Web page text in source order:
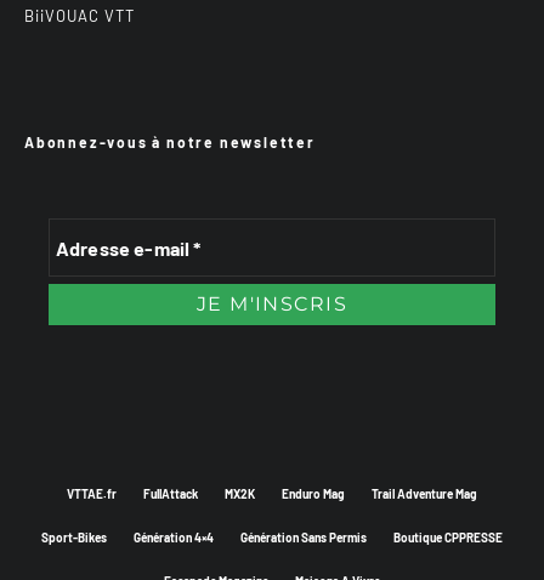
BiiVOUAC VTT
Abonnez-vous à notre newsletter
VTTAE.fr FullAttack MX2K Enduro Mag Trail Adventure Mag
Sport-Bikes Génération 4×4 Génération Sans Permis Boutique CPPRESSE